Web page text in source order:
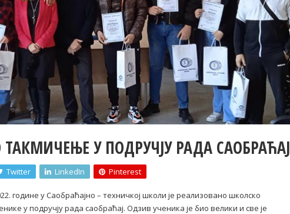
У ПОДРУЧЈУ РАДА САОБРАЋАЈ
Twitter LinkedIn Pinterest
године у Саобраћајно – техничкој школи је реализовано школско
у подручју рада саобраћај. Одзив ученика је био велики и све је